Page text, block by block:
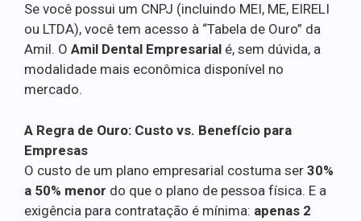
Se você possui um CNPJ (incluindo MEI, ME, EIRELI
ou LTDA), você tem acesso à “Tabela de Ouro” da
Amil. O Amil Dental Empresarial é, sem dúvida, a
modalidade mais econômica disponível no
mercado.
A Regra de Ouro: Custo vs. Benefício para
Empresas
O custo de um plano empresarial costuma ser 30%
a 50% menor do que o plano de pessoa física. E a
exigência para contratação é mínima: apenas 2